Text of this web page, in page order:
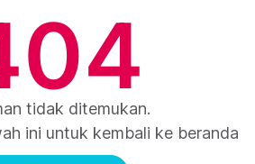
tidak ditemukan.
ini untuk kembali ke beranda